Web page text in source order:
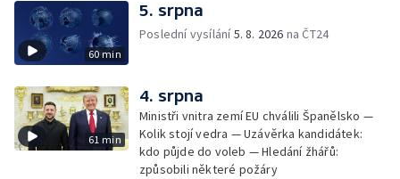
60 min
5. srpna
Poslední vysílání5. 8. 2026 na ČT24
61 min
4. srpna
Ministři vnitra zemí EU chválili Španělsko —
Kolik stojí vedra — Uzávěrka kandidátek:
kdo půjde do voleb — Hledání žhářů:
způsobili některé požáry